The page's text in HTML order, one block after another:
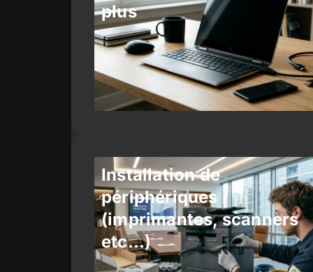
plus
Installation de
périphériques
(imprimantes, scanners
etc…)